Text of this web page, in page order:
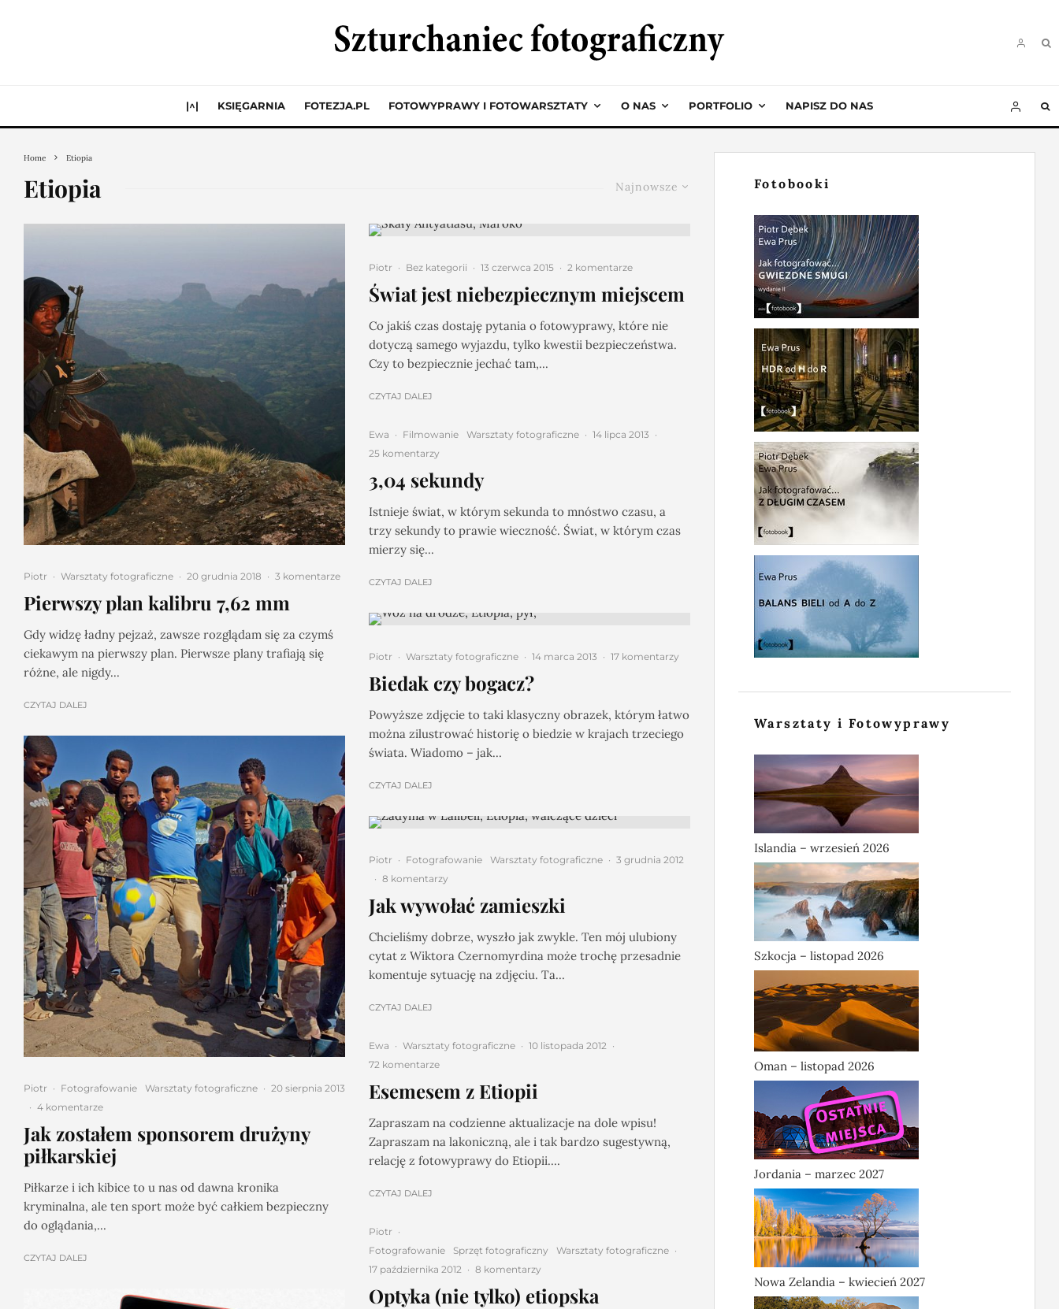
|^| KSIĘGARNIA FOTEZJA.PL FOTOWYPRAWY I FOTOWARSZTATY O NAS PORTFOLIO NAPISZ DO NAS
Home Etiopia
Najnowsze
Etiopia
Piotr · Warsztaty fotograficzne · 20 grudnia 2018 · 3 komentarze
Pierwszy plan kalibru 7,62 mm
Gdy widzę ładny pejzaż, zawsze rozglądam się za czymś
ciekawym na pierwszy plan. Pierwsze plany trafiają się
różne, ale nigdy...
CZYTAJ DALEJ
Piotr · Fotografowanie Warsztaty fotograficzne · 20 sierpnia 2013
· 4 komentarze
Jak zostałem sponsorem drużyny
piłkarskiej
Piłkarze i ich kibice to u nas od dawna kronika
kryminalna, ale ten sport może być całkiem bezpieczny
do oglądania,...
CZYTAJ DALEJ
Piotr · Bez kategorii · 13 czerwca 2015 · 2 komentarze
Świat jest niebezpiecznym miejscem
Co jakiś czas dostaję pytania o fotowyprawy, które nie
dotyczą samego wyjazdu, tylko kwestii bezpieczeństwa.
Czy to bezpiecznie jechać tam,...
CZYTAJ DALEJ
Ewa · Filmowanie Warsztaty fotograficzne · 14 lipca 2013 ·
25 komentarzy
3,04 sekundy
Istnieje świat, w którym sekunda to mnóstwo czasu, a
trzy sekundy to prawie wieczność. Świat, w którym czas
mierzy się...
CZYTAJ DALEJ
Piotr · Warsztaty fotograficzne · 14 marca 2013 · 17 komentarzy
Biedak czy bogacz?
Powyższe zdjęcie to taki klasyczny obrazek, którym łatwo
można zilustrować historię o biedzie w krajach trzeciego
świata. Wiadomo – jak...
CZYTAJ DALEJ
Piotr · Fotografowanie Warsztaty fotograficzne · 3 grudnia 2012
· 8 komentarzy
Jak wywołać zamieszki
Chcieliśmy dobrze, wyszło jak zwykle. Ten mój ulubiony
cytat z Wiktora Czernomyrdina może trochę przesadnie
komentuje sytuację na zdjęciu. Ta...
CZYTAJ DALEJ
Ewa · Warsztaty fotograficzne · 10 listopada 2012 ·
72 komentarze
Esemesem z Etiopii
Zapraszam na codzienne aktualizacje na dole wpisu!
Zapraszam na lakoniczną, ale i tak bardzo sugestywną,
relację z fotowyprawy do Etiopii....
CZYTAJ DALEJ
Piotr ·
Fotografowanie
Sprzęt fotograficzny Warsztaty fotograficzne ·
17 października 2012 · 8 komentarzy
Optyka (nie tylko) etiopska
Fotobooki
Warsztaty i Fotowyprawy
Islandia – wrzesień 2026
Szkocja – listopad 2026
Oman – listopad 2026
Jordania – marzec 2027
Nowa Zelandia – kwiecień 2027